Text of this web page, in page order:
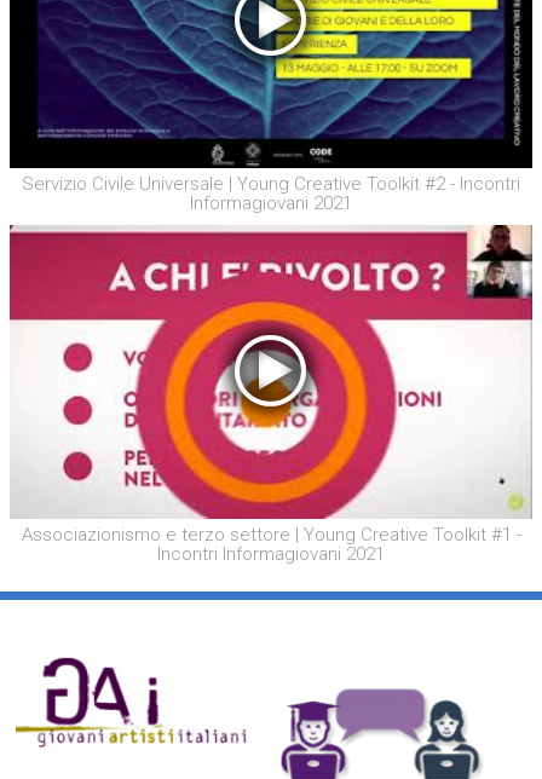
Servizio Civile Universale | Young Creative Toolkit #2 - Incontri
Informagiovani 2021
Associazionismo e terzo settore | Young Creative Toolkit #1 -
Incontri Informagiovani 2021